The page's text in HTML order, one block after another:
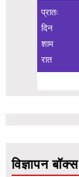
प्रातः
दिन
शाम
रात
विज्ञापन बॉक्स